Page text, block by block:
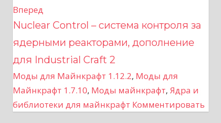
и
г
а
ц
и
Вперед
Nuclear Control – система контроля за
ядерными реакторами, дополнение
для Industrial Craft 2
Моды для Майнкрафт 1.12.2, Моды для
Майнкрафт 1.7.10, Моды майнкрафт, Ядра и
библиотеки для майнкрафт Комментировать